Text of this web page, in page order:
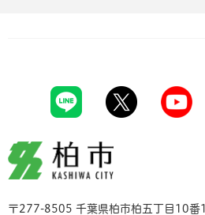
柏市
〒277-8505 千葉県柏市柏五丁目10番